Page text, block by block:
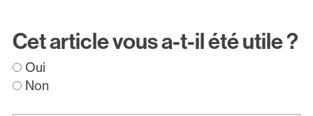
Cet article vous a-t-il été utile ?
Oui
Non